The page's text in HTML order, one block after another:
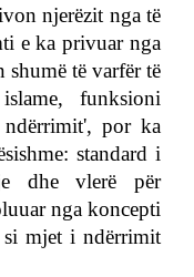
njerëzit nga të
e ka privuar nga
shumë të varfër të
funksioni
por ka
standard i
dhe vlerë për
nga koncepti
mjet i ndërrimit